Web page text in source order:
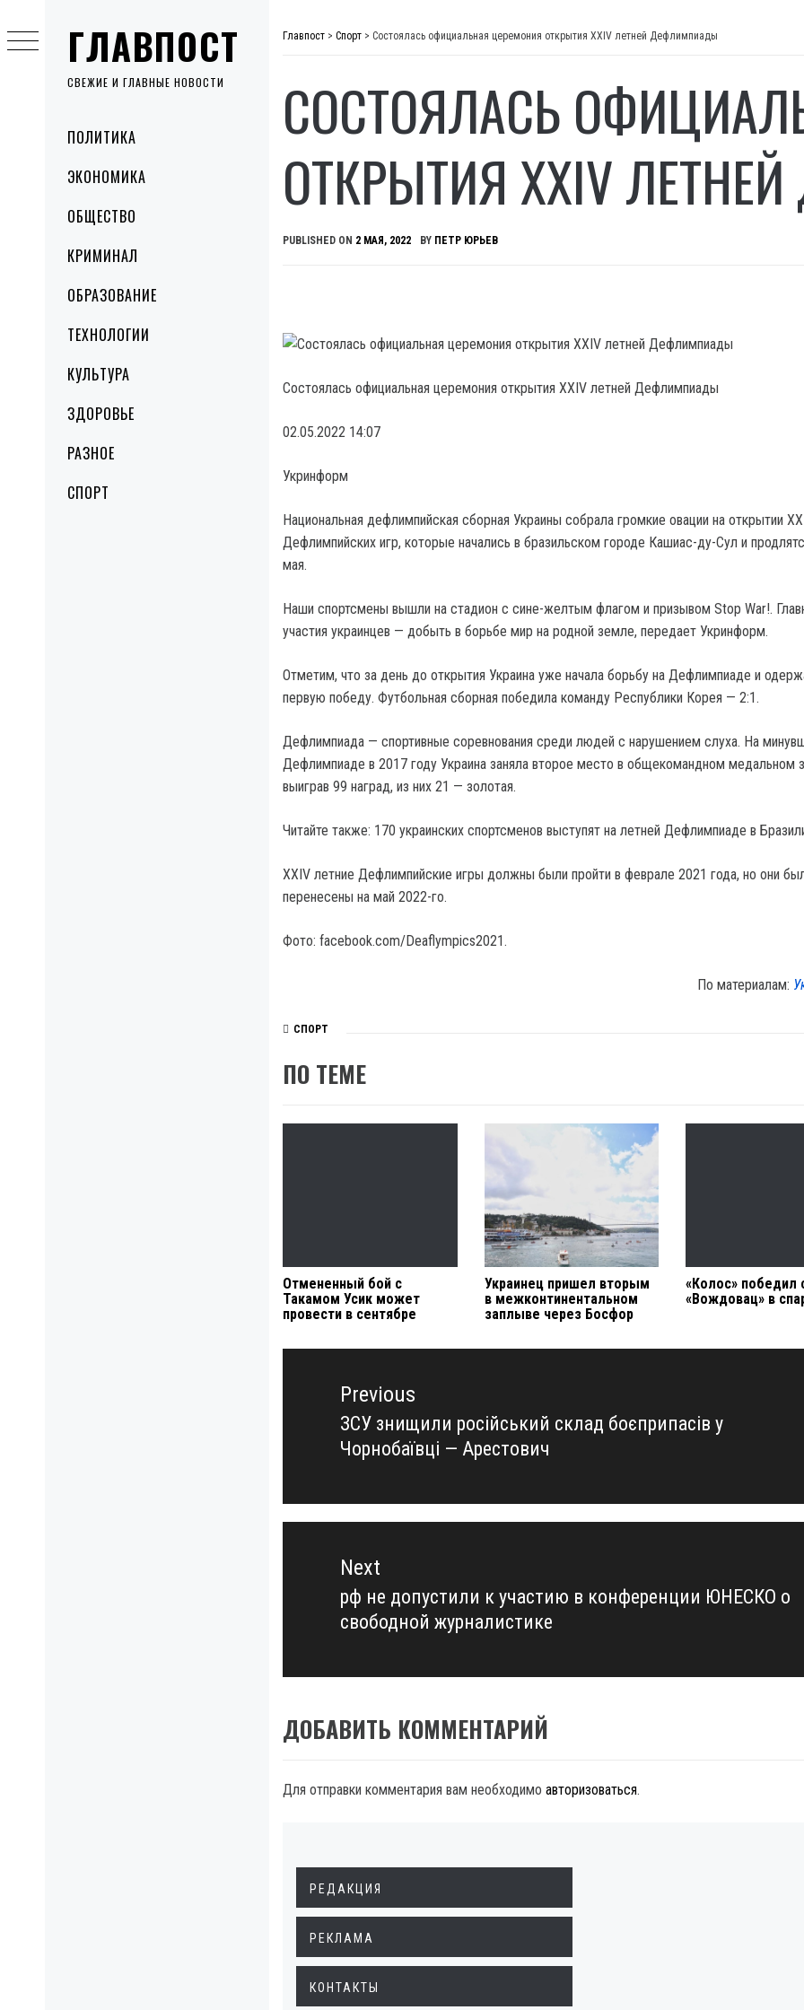
ГЛАВПОСТ
СВЕЖИЕ И ГЛАВНЫЕ НОВОСТИ
MenuПОЛИТИКА
ЭКОНОМИКА
ОБЩЕСТВО
КРИМИНАЛ
ОБРАЗОВАНИЕ
ТЕХНОЛОГИИ
КУЛЬТУРА
ЗДОРОВЬЕ
РАЗНОЕ
СПОРТ
to
content
Главпост > Спорт > Состоялась официальная церемония открытия XXIV летней Дефлимпиады
СОСТОЯЛАСЬ
ОТКРЫТИЯ XXIV
PUBLISHED ON 2 МАЯ, 2022 BY ПЕТР ЮРЬЕВ
Состоялась официальная церемония открытия XXIV летней Дефлимпиады
02.05.2022 14:07
Укринформ
Национальная дефлимпийская сборная Украины собрала громкие овации на открытии
Дефлимпийских игр, которые начались в бразильском городе Кашиас-ду-Сул и
мая.
Наши спортсмены вышли на стадион с сине-желтым флагом и призывом Stop War!.
участия украинцев — добыть в борьбе мир на родной земле, передает Укринформ.
Отметим, что за день до открытия Украина уже начала борьбу на Дефлимпиаде и
первую победу. Футбольная сборная победила команду Республики Корея — 2:1.
Дефлимпиада — спортивные соревнования среди людей с нарушением слуха. На
Дефлимпиаде в 2017 году Украина заняла второе место в общекомандном медальном
выиграв 99 наград, из них 21 — золотая.
Читайте также: 170 украинских спортсменов выступят на летней Дефлимпиаде в
XXIV летние Дефлимпийские игры должны были пройти в феврале 2021 года, но они
перенесены на май 2022-го.
Фото: facebook.com/Deaflympics2021.
По материалам:
СПОРТ
ПО ТЕМЕ
Отмененный бой с
Такамом Усик может
провести в сентябре
Украинец пришел вторым
в межконтинентальном
заплыве через Босфор
«Колос» победил
«Вождовац» в
Навигация
записямPrevious
Previous
post:
ЗСУ знищили російський склад боєприпасів у
Чорнобаївці — Арестович
Next
Next
post:
рф не допустили к участию в конференции ЮНЕСКО о
свободной журналистике
ДОБАВИТЬ КОММЕНТАРИЙ
Для отправки комментария вам необходимо авторизоваться.
РЕДАКЦИЯ
РЕКЛАМА
КОНТАКТЫ